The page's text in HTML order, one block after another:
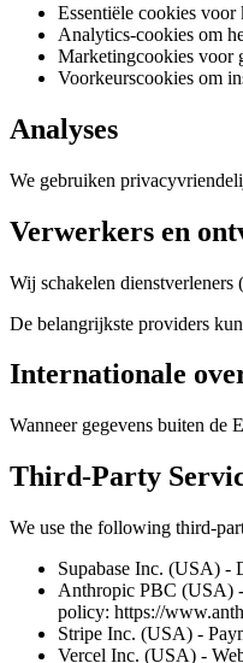
Essentiële cookies
Analytics-cookies om
Marketingcookies voor
Voorkeurscookies om
Analyses
We gebruiken
Verwerkers en
Wij schakelen dienstverleners
De belangrijkste providers
Internationale
Wanneer gegevens buiten de
Third-Party
We use the following third-
Supabase Inc. (USA) -
Anthropic PBC (USA) -
policy: https://
Stripe Inc. (USA) -
Vercel Inc. (USA) -